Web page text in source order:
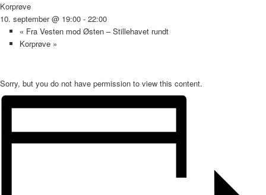
Korprøve
10. september @ 19:00 - 22:00
« Fra Vesten mod Østen – Stillehavet rundt
Korprøve »
Sorry, but you do not have permission to view this content.